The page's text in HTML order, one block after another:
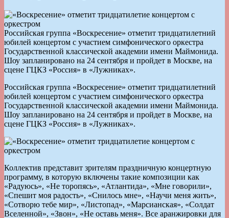
Российская группа «Воскресение» отметит тридцатилетний
юбилей концертом с участием симфонического оркестра
Государственной классической академии имени Маймонида.
Шоу запланировано на 24 сентября и пройдет в Москве, на
сцене ГЦКЗ «Россия» в «Лужниках».
Российская группа «Воскресение» отметит тридцатилетний
юбилей концертом с участием симфонического оркестра
Государственной классической академии имени Маймонида.
Шоу запланировано на 24 сентября и пройдет в Москве, на
сцене ГЦКЗ «Россия» в «Лужниках».
Коллектив представит зрителям праздничную концертную
программу, в которую включены такие композиции как
«Радуюсь», «Не торопясь», «Атлантида», «Мне говорили»,
«Спешит моя радость», «Снилось мне», «Научи меня жить»,
«Сотворю тебе мир», «Листопад», «Марсианская», «Солдат
Вселенной», «Звон», «Не оставь меня». Все аранжировки для